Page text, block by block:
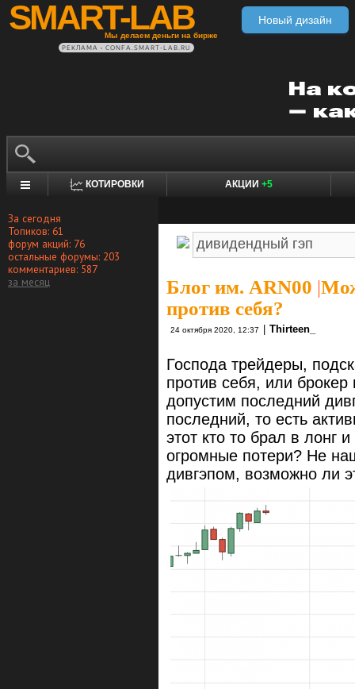
SMART-LAB
Мы делаем деньги на бирже
Новый дизайн
РЕКЛАМА • CONFA.SMART-LAB.RU
КОТИРОВКИ АКЦИИ +5
За сегодня
Топиков: 61
форум акций: 76
остальные форумы: 203
комментариев: 587
за месяц
Блог им. ARN00 |
против себя?
24 октября 2020, 12:37 Thirteen_
Господа трейдеры,
против себя, или
допустим последний
последний, то есть
этот кто то брал в лонг
огромные потери? Не
дивгэпом, возможно ли